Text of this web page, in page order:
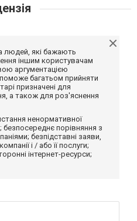
людей, які бажають
іншим користувачам
аргументацією
багатьом прийняти
призначені для
а також для роз'яснення
ненормативної
порівняння з
безпідставні заяви,
і / або її послуги;
інтернет-ресурси;